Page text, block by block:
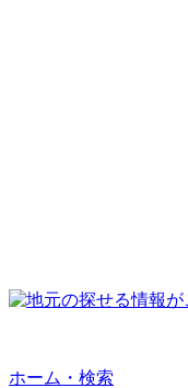
ホーム・検索